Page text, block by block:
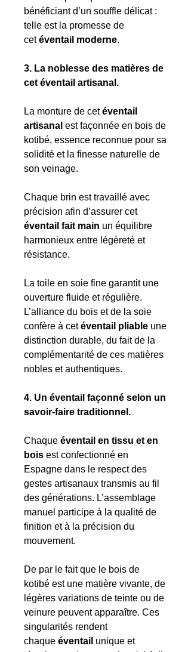
bénéficiant d’un souffle délicat :
telle est la promesse de
cetéventail moderne.
3. La noblesse des matières de
cet éventail artisanal.
La monture de cetéventail
artisanal est façonnée en bois de
kotibé, essence reconnue pour sa
solidité et la finesse naturelle de
son veinage.
Chaque brin est travaillé avec
précision afin d’assurer cet
éventail fait main un équilibre
harmonieux entre légèreté et
résistance.
La toile en soie fine garantit une
ouverture fluide et régulière.
L’alliance du bois et de la soie
confère à cetéventail pliable une
distinction durable, du fait de la
complémentarité de ces matières
nobles et authentiques.
4. Un éventail façonné selon un
savoir-faire traditionnel.
Chaque éventail en tissu et en
bois est confectionné en
Espagne dans le respect des
gestes artisanaux transmis au fil
des générations. L’assemblage
manuel participe à la qualité de
finition et à la précision du
mouvement.
De par le fait que le bois de
kotibé est une matière vivante, de
légères variations de teinte ou de
veinure peuvent apparaître. Ces
singularités rendent
chaque éventail unique et